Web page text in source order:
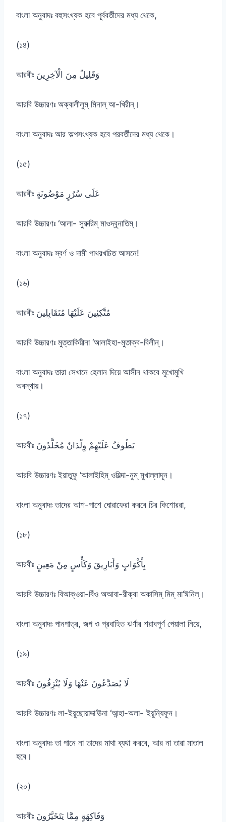
বাংলা অনুবাদঃ বহুসংখ্যক হবে পূর্ববর্তীদের মধ্য থেকে,
(১৪)
আরবীঃ وَقَلِيلٌ مِنَ الْآخِرِينَ
আরবি উচ্চারণঃ অক্বালীলুম্ মিনাল্ আ-খিরীন্।
বাংলা অনুবাদঃ আর অল্পসংখ্যক হবে পরবর্তীদের মধ্য থেকে।
(১৫)
আরবীঃ عَلَى سُرُرٍ مَوْضُونَةٍ
আরবি উচ্চারণঃ ‘আলা- সুরুরিম্ মাওদ্বূনাতিম্।
বাংলা অনুবাদঃ স্বর্ণ ও দামী পাথরখচিত আসনে!
(১৬)
আরবীঃ مُتَّكِئِينَ عَلَيْهَا مُتَقَابِلِينَ
আরবি উচ্চারণঃ মুত্তাকিয়ীনা ‘আলাইহা-মুতাক্ব-বিলীন্।
বাংলা অনুবাদঃ তারা সেখানে হেলান দিয়ে আসীন থাকবে মুখোমুখি
অবস্থায়।
(১৭)
আরবীঃ يَطُوفُ عَلَيْهِمْ وِلْدَانٌ مُخَلَّدُونَ
আরবি উচ্চারণঃ ইয়াতুফু ‘আলাইহিম্ ওয়িল্দা-নুম্ মুখাল্লাদূন।
বাংলা অনুবাদঃ তাদের আশ-পাশে ঘোরাফেরা করবে চির কিশোররা,
(১৮)
আরবীঃ بِأَكْوَابٍ وَأَبَارِيقَ وَكَأْسٍ مِنْ مَعِينٍ
আরবি উচ্চারণঃ বিআক্ওয়া-বিঁও অআবা-রীক্বা অকাসিম্ মিম্ মা‘ঈনিল্।
বাংলা অনুবাদঃ পানপাত্র, জগ ও প্রবাহিত ঝর্ণার শরাবপুর্ণ পেয়ালা নিয়ে,
(১৯)
আরবীঃ لَا يُصَدَّعُونَ عَنْهَا وَلَا يُنْزِفُونَ
আরবি উচ্চারণঃ লা-ইয়ুছোয়াদ্দা‘ঊনা ‘আন্হা-অলা- ইয়ুন্যিফূন।
বাংলা অনুবাদঃ তা পানে না তাদের মাথা ব্যথা করবে, আর না তারা মাতাল
হবে।
(২০)
আরবীঃ وَفَاكِهَةٍ مِمَّا يَتَخَيَّرُونَ